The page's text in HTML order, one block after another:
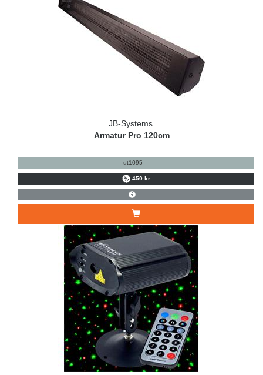
JB-Systems
Armatur Pro 120cm
ut1095
450 kr